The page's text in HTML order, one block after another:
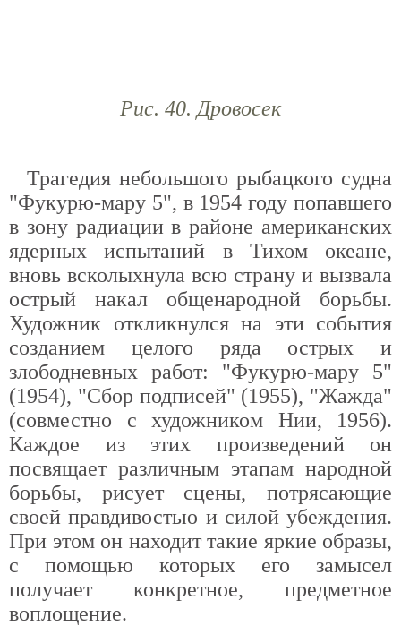
Рис. 40. Дровосек
Трагедия небольшого рыбацкого судна
"Фукурю-мару 5", в 1954 году попавшего
в зону радиации в районе американских
ядерных испытаний в Тихом океане,
вновь всколыхнула всю страну и вызвала
острый накал общенародной борьбы.
Художник откликнулся на эти события
созданием целого ряда острых и
злободневных работ: "Фукурю-мару 5"
(1954), "Сбор подписей" (1955), "Жажда"
(совместно с художником Нии, 1956).
Каждое из этих произведений он
посвящает различным этапам народной
борьбы, рисует сцены, потрясающие
своей правдивостью и силой убеждения.
При этом он находит такие яркие образы,
с помощью которых его замысел
получает конкретное, предметное
воплощение.